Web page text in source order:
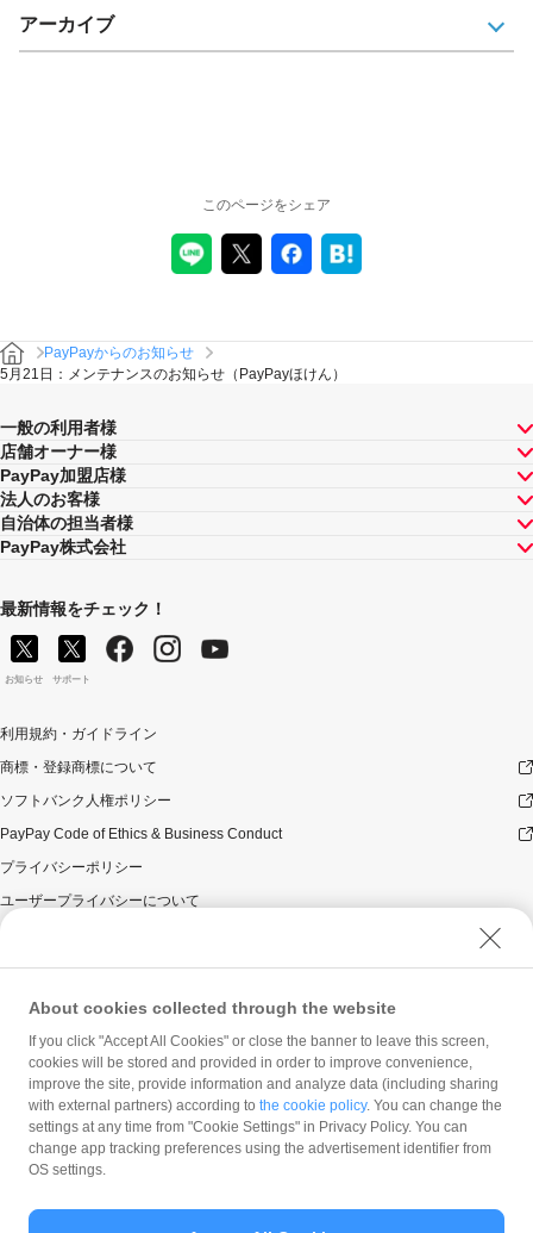
アーカイブ
このページをシェア
PayPayからのお知らせ
5月21日：メンテナンスのお知らせ（PayPayほけん）
一般の利用者様
店舗オーナー様
PayPay加盟店様
法人のお客様
自治体の担当者様
PayPay株式会社
最新情報をチェック！
お知らせ サポート
利用規約・ガイドライン
商標・登録商標について
ソフトバンク人権ポリシー
PayPay Code of Ethics & Business Conduct
プライバシーポリシー
ユーザープライバシーについて
ウェブサイト利用規約
反社会的勢力に対する方針
勧誘方針
マネロン等基本方針
カスタマーハラスメントに関する当社の考え方
About cookies collected through the website
If you click "Accept All Cookies" or close the banner to leave this screen,
cookies will be stored and provided in order to improve convenience,
improve the site, provide information and analyze data (including sharing
with external partners) according to the cookie policy. You can change the
settings at any time from "Cookie Settings" in Privacy Policy. You can
change app tracking preferences using the advertisement identifier from
OS settings.